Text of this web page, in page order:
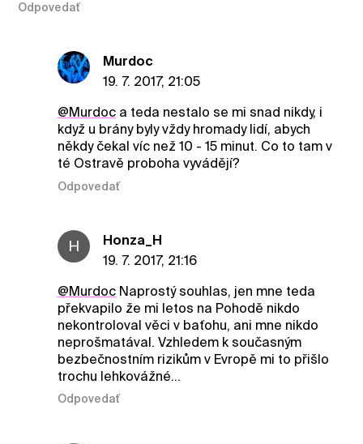
Odpovedať
Murdoc
19. 7. 2017, 21:05
@Murdoca teda nestalo se mi snad nikdy, i
když u brány byly vždy hromady lidí, abych
někdy čekal víc než 10 - 15 minut. Co to tam v
té Ostravě proboha vyvádějí?
Odpovedať
H
Honza_H
19. 7. 2017, 21:16
@MurdocNaprostý souhlas, jen mne teda
překvapilo že mi letos na Pohodě nikdo
nekontroloval věci v baťohu, ani mne nikdo
neprošmatával. Vzhledem k současným
bezbečnostním rizikům v Evropě mi to přišlo
trochu lehkovážné...
Odpovedať